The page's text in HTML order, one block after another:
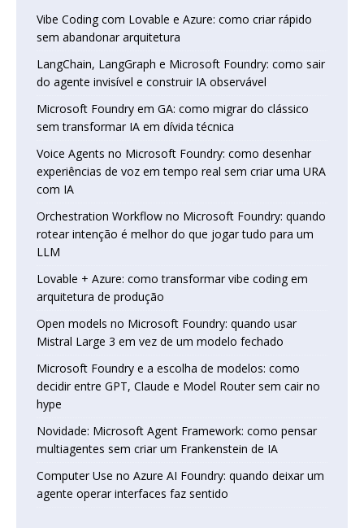
Vibe Coding com Lovable e Azure: como criar rápido
sem abandonar arquitetura
LangChain, LangGraph e Microsoft Foundry: como sair
do agente invisível e construir IA observável
Microsoft Foundry em GA: como migrar do clássico
sem transformar IA em dívida técnica
Voice Agents no Microsoft Foundry: como desenhar
experiências de voz em tempo real sem criar uma URA
com IA
Orchestration Workflow no Microsoft Foundry: quando
rotear intenção é melhor do que jogar tudo para um
LLM
Lovable + Azure: como transformar vibe coding em
arquitetura de produção
Open models no Microsoft Foundry: quando usar
Mistral Large 3 em vez de um modelo fechado
Microsoft Foundry e a escolha de modelos: como
decidir entre GPT, Claude e Model Router sem cair no
hype
Novidade: Microsoft Agent Framework: como pensar
multiagentes sem criar um Frankenstein de IA
Computer Use no Azure AI Foundry: quando deixar um
agente operar interfaces faz sentido